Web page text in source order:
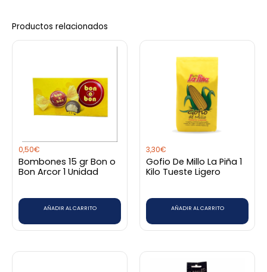
Productos relacionados
0,50€
Bombones 15 gr Bon o
Bon Arcor 1 Unidad
AÑADIR AL CARRITO
3,30€
Gofio De Millo La Piña 1
Kilo Tueste Ligero
AÑADIR AL CARRITO